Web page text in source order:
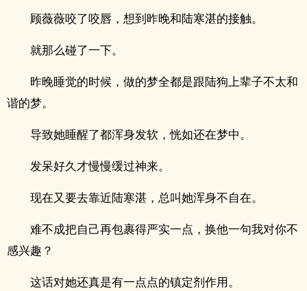
顾薇薇咬了咬唇，想到昨晚和陆寒湛的接触。
就那么碰了一下。
昨晚睡觉的时候，做的梦全都是跟陆狗上辈子不太和
谐的梦。
导致她睡醒了都浑身发软，恍如还在梦中。
发呆好久才慢慢缓过神来。
现在又要去靠近陆寒湛，总叫她浑身不自在。
难不成把自己再包裹得严实一点，换他一句我对你不
感兴趣？
这话对她还真是有一点点的镇定剂作用。